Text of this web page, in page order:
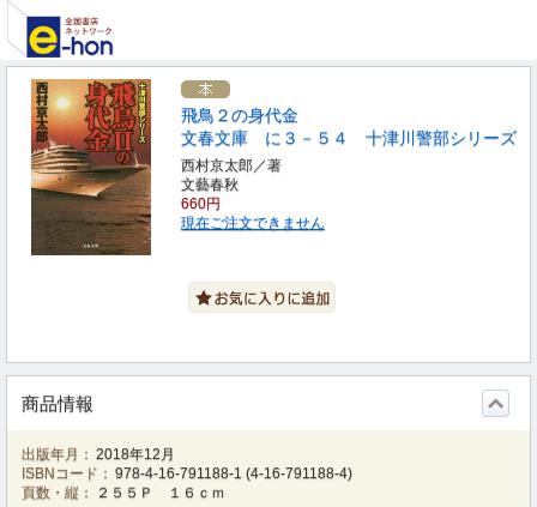
飛鳥２の身代金
文春文庫 に３－５４ 十津川警部シリーズ
西村京太郎／著
文藝春秋
660円
現在ご注文できません
商品情報
出版年月： 2018年12月
ISBNコード： 978-4-16-791188-1 (4-16-791188-4)
頁数・縦：
２５５Ｐ １６ｃｍ